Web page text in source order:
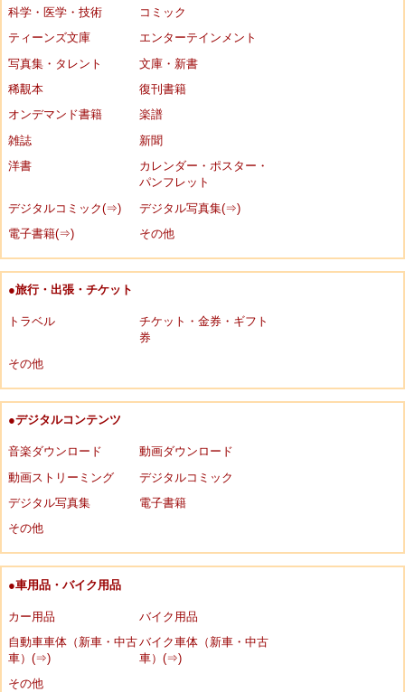
科学・医学・技術
コミック
ティーンズ文庫
エンターテインメント
写真集・タレント
文庫・新書
稀覯本
復刊書籍
オンデマンド書籍
楽譜
雑誌
新聞
洋書
カレンダー・ポスター・
パンフレット
デジタルコミック(⇒)
デジタル写真集(⇒)
電子書籍(⇒)
その他
●旅行・出張・チケット
トラベル
チケット・金券・ギフト
券
その他
●デジタルコンテンツ
音楽ダウンロード
動画ダウンロード
動画ストリーミング
デジタルコミック
デジタル写真集
電子書籍
その他
●車用品・バイク用品
カー用品
バイク用品
自動車車体（新車・中古
車）(⇒)
バイク車体（新車・中古
車）(⇒)
その他